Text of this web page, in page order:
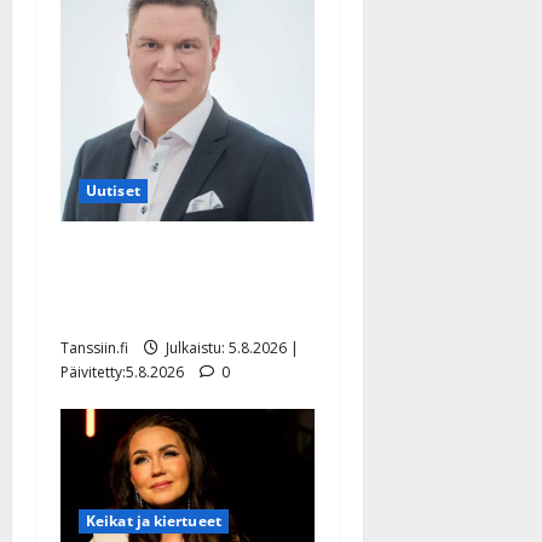
Uutiset
Tanssiin.fi
Julkaistu: 5.8.2026 |
Päivitetty:5.8.2026
0
Keikat ja kiertueet